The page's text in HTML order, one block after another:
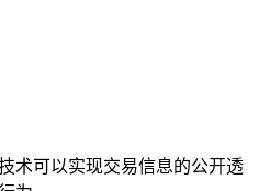
术可以实现交易信息的公开透